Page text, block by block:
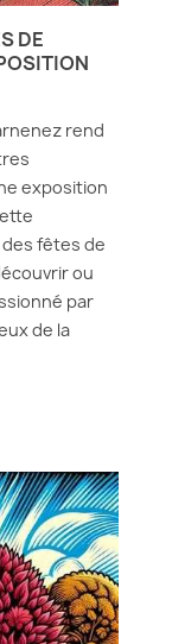
DE
rend
exposition
fêtes de
ou
par
de la